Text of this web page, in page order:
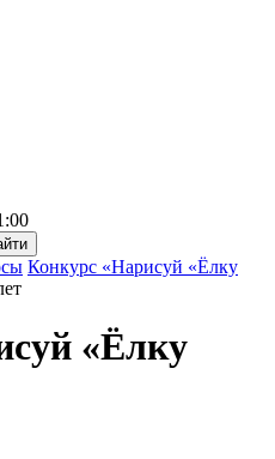
Конкурс «Нарисуй «Ёлку
«Ёлку